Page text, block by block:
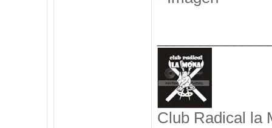
Club Radical la